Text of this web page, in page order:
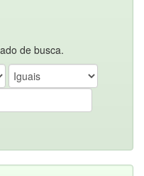
de busca.